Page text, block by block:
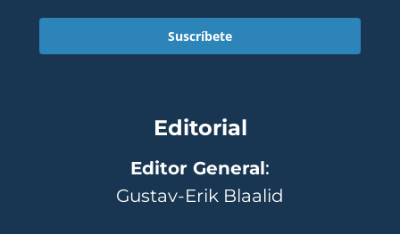
Suscríbete
Editorial
Editor General:
Gustav-Erik Blaalid